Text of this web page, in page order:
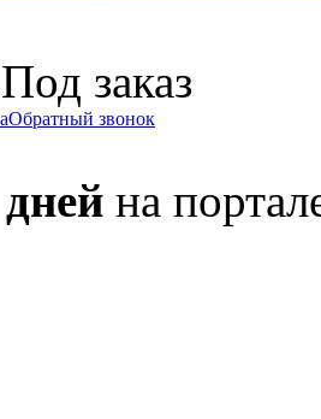
Под заказ
Обратный звонок
на